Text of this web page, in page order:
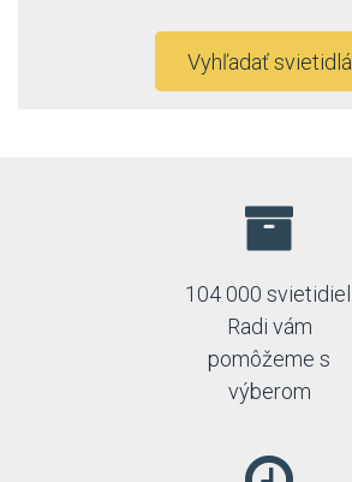
Vyhľadať svietidlá
104 000 svietidiel.
Radi vám
pomôžeme s
výberom